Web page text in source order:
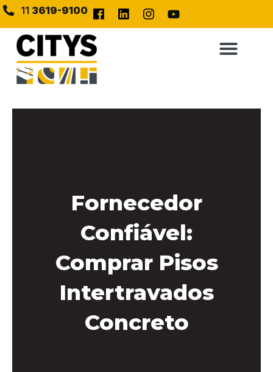
11 3619-9100
Fornecedor
Confiável:
Comprar Pisos
Intertravados
Concreto